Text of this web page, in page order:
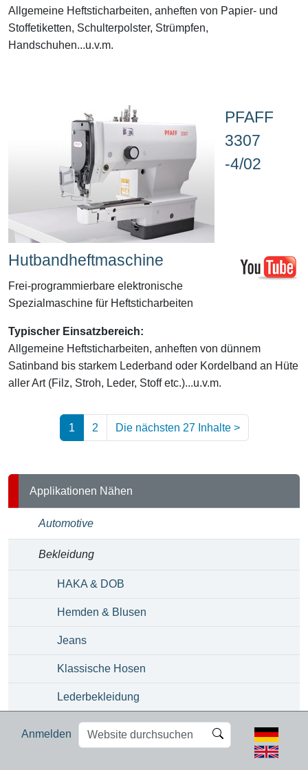
Anmelden
Website
durchsuchen
Erweiterte
Suche…
Allgemeine Heftsticharbeiten, anheften von Papier- und
Stoffetiketten, Schulterpolster, Strümpfen,
Handschuhen...u.v.m.
PFAFF
3307
-4/02
Hutbandheftmaschine
Frei-programmierbare elektronische
Spezialmaschine für Heftsticharbeiten
Typischer Einsatzbereich:
Allgemeine Heftsticharbeiten, anheften von dünnem
Satinband bis starkem Lederband oder Kordelband an Hüte
aller Art (Filz, Stroh, Leder, Stoff etc.)...u.v.m.
1
2 Die nächsten 27 Inhalte >
Applikationen Nähen
Automotive
Bekleidung
HAKA & DOB
Hemden & Blusen
Jeans
Klassische Hosen
Lederbekleidung
Wäsche & Bademode